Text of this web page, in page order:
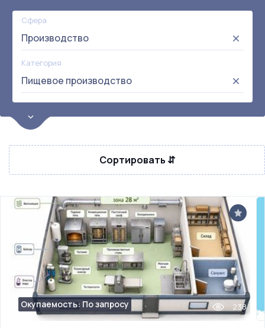
Сфера
Производство
Категория
Пищевое производство
Цена
от:
до:
Прибыль
Сортировать ⇵
Окупаемость: По запросу 238